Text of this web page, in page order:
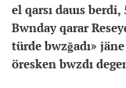
el qarsı dauıs berdi,
Bwnday qarar
türde bwzğadı»
öresken bwzdı